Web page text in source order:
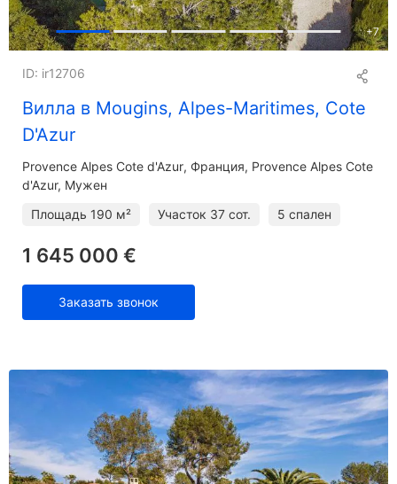
+7
Вилла в Mougins, Alpes-Maritimes, Cote
D'Azur
ID: ir12706
Provence Alpes Cote d'Azur Франция, Provence Alpes Cote
d'Azur, Мужен
Площадь 190 м² Участок 37 сот. 5 спален
1 645 000 €
Заказать звонок